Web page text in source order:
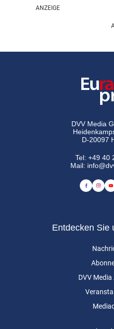
DVV Media
D-20097
Tel:+49 40
Mail:
Entdecken Sie
DVV